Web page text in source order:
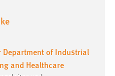
and Healthcare
(961) 382-1606